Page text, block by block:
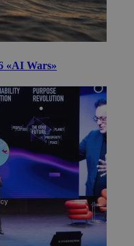
«AI Wars»